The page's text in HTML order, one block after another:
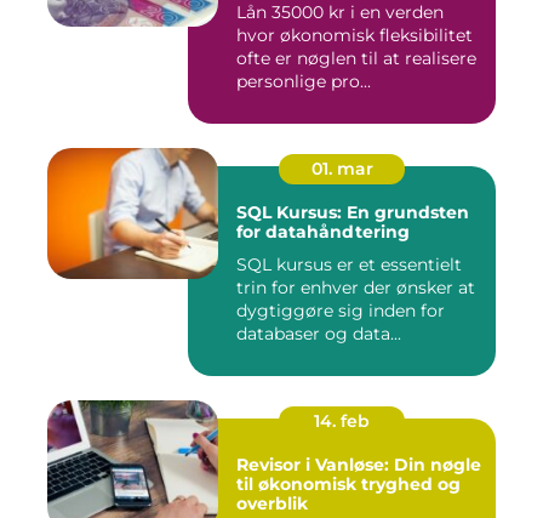
Lån 35000 kr i en verden
hvor økonomisk fleksibilitet
ofte er nøglen til at realisere
personlige pro...
01. mar
SQL Kursus: En grundsten
for datahåndtering
SQL kursus er et essentielt
trin for enhver der ønsker at
dygtiggøre sig inden for
databaser og data...
14. feb
Revisor i Vanløse: Din nøgle
til økonomisk tryghed og
overblik